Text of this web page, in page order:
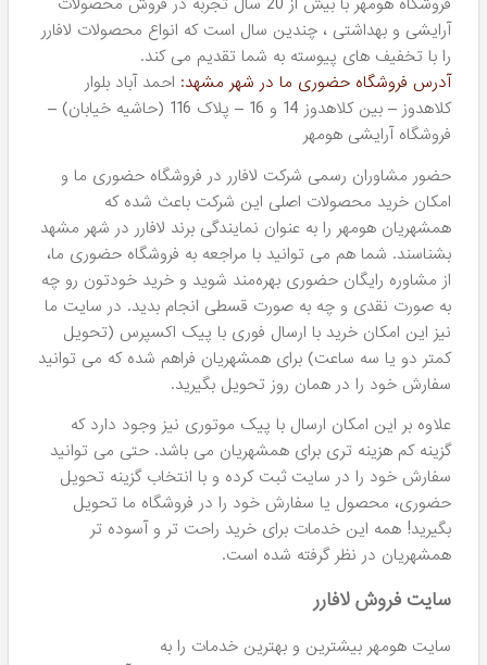
پاسخگوی تمامی نیاز های مشتریان ثابت این شرکت خواهد بود
و شما می توانید هر نوع کرم، شوینده، شامپو و ضدآفتابی که به
دنبال ان هستید را با قیمت عمده (به معنای واقعی کلمه) در
هومهر تهیه نمایید.
محصولات لافارر ساخت کجاست؟
تمامی محصولات این برند ساخت کشور ایران هستند و در
کلینیک دکتر کامکار با بهره گیری از دانش اروپایی و ترکیبات
طبیعی اثرگذار ساخته می شوند. آدرس کارخانه:شهر کرج، جاده
فردیس، 16 متری حافظ، پلاک 24. این تولیدکننده را می توان
جزء معدود برندهای داخلی دانست که از نظر کیفیت و کارایی
توان رقابت با محصولات خارجی را دارند. دقیقا به همین دلیل
است که مشتریان ایرانی به راحتی به این شرکت اعتماد می کنند
نمایند.